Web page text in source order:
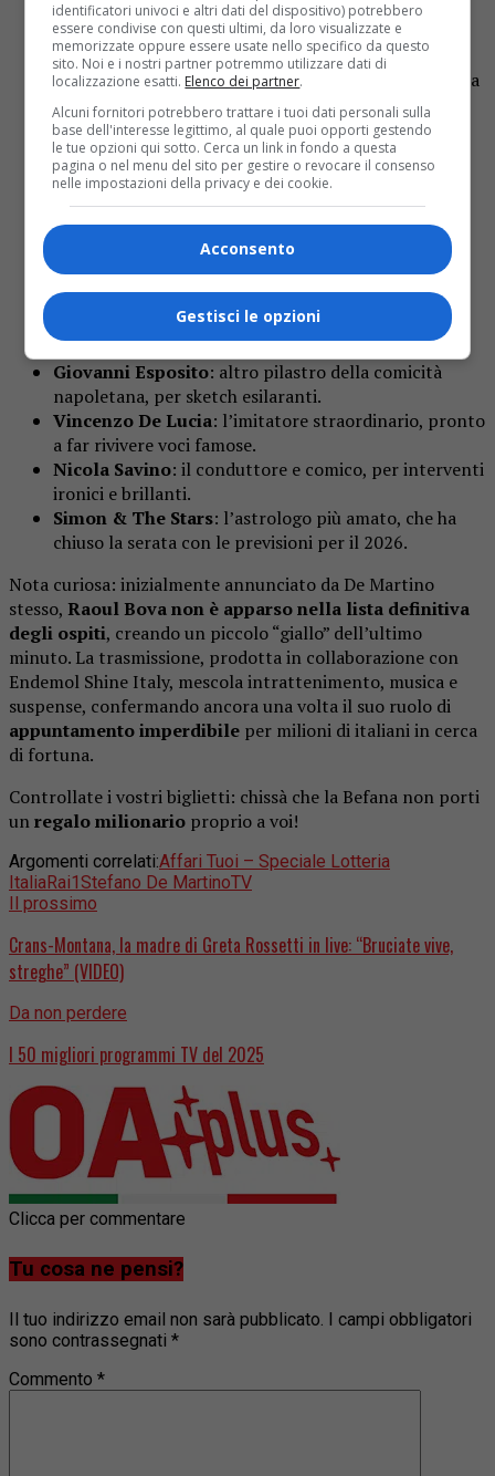
Matteo).
Francesca Chillemi: l’attrice, elegante e
affascinante, reduce da successi televisivi.
Brenda Lodigiani: la comica e imitatrice, nota per la
sua energia contagiosa.
Claudia Gerini: la versatile attrice cinematografica,
sempre pronta a stupire.
Noemi: la potente voce della musica italiana, per
momenti di grande emozione canora.
Rocco Hunt: il rapper salernitano, che ha portato
ritmo e freschezza alla serata.
Francesco Paolantoni: il mattatore napoletano,
garanzia di risate incontenibili.
Herbert Ballerina: presenza fissa e amico di De
Martino, con il suo umorismo surreale.
Giovanni Esposito: altro pilastro della comicità
napoletana, per sketch esilaranti.
Vincenzo De Lucia: l’imitatore straordinario, pronto
a far rivivere voci famose.
Nicola Savino: il conduttore e comico, per interventi
ironici e brillanti.
Simon & The Stars: l’astrologo più amato, che ha
chiuso la serata con le previsioni per il 2026.
Nota curiosa: inizialmente annunciato da De Martino
stesso, Raoul Bovanon è apparso nella lista definitiva
degli ospiti, creando un piccolo “giallo” dell’ultimo
minuto. La trasmissione, prodotta in collaborazione con
Endemol Shine Italy, mescola intrattenimento, musica e
suspense, confermando ancora una volta il suo ruolo di
appuntamento imperdibile per milioni di italiani in cerca
di fortuna.
Controllate i vostri biglietti: chissà che la Befana non porti
unregalo milionario proprio a voi!
Argomenti correlati:Affari Tuoi – Speciale Lotteria
ItaliaRai1 Stefano De MartinoTV
Il prossimo
Crans-Montana, la madre di Greta Rossetti in live: “Bruciate vive,
streghe” (VIDEO)
Da non perdere
I 50 migliori programmi TV del 2025
Clicca per commentare
Tu cosa ne pensi?
Il tuo indirizzo email non sarà pubblicato.
I campi obbligatori
sono contrassegnati *
Commento *
identificatori univoci e altri dati del dispositivo) potrebbero
essere condivise con questi ultimi, da loro visualizzate e
memorizzate oppure essere usate nello specifico da questo
sito. Noi e i nostri partner potremmo utilizzare dati di
localizzazione esatti. Elenco dei partner.
Alcuni fornitori potrebbero trattare i tuoi dati personali sulla
base dell'interesse legittimo, al quale puoi opporti gestendo
le tue opzioni qui sotto. Cerca un link in fondo a questa
pagina o nel menu del sito per gestire o revocare il consenso
nelle impostazioni della privacy e dei cookie.
Acconsento
Gestisci le opzioni